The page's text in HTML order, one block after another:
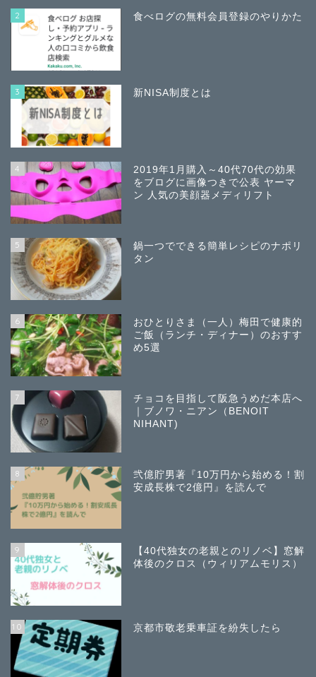
2 食べログの無料会員登録のやりかた
3 新NISA制度とは
4
2019年1月購入～40代70代の効果
をブログに画像つきで公表 ヤーマ
ン 人気の美顔器メディリフト
5
鍋一つでできる簡単レシピのナポリ
タン
6
おひとりさま（一人）梅田で健康的
ご飯（ランチ・ディナー）のおすす
め5選
7
チョコを目指して阪急うめだ本店へ
｜ブノワ・ニアン（BENOIT
NIHANT)
8
弐億貯男著『10万円から始める！割
安成長株で2億円』を読んで
9
【40代独女の老親とのリノベ】窓解
体後のクロス（ウィリアムモリス）
10 京都市敬老乗車証を紛失したら